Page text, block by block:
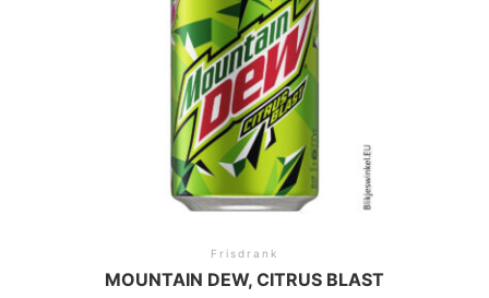
Frisdrank
MOUNTAIN DEW, CITRUS BLAST